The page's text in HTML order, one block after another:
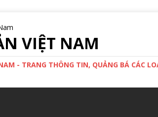
VIỆT NAM
- TRANG THÔNG TIN, QUẢNG BÁ CÁC